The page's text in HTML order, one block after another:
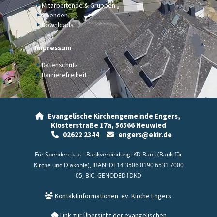
Mitarbeitende & Gruppen
Spenden
Downloads
Impressum
Datenschutz
Barrierefreiheit

Evangelische Kirchengemeinde Engers,
Klosterstraße 17a, 56566 Neuwied
02622 2344 engers@ekir.de
Für Spenden u. a. - Bankverbindung: KD Bank (Bank für
Kirche und Diakonie), IBAN: DE14 3506 0190 6531 7000
05, BIC: GENODED1DKD
Kontaktinformationen ev. Kirche Engers
Link zur Übersicht der evangelischen